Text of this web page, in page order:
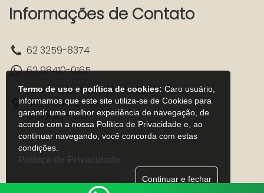
Termo de uso e política de cookies: Caro usuário,
informamos que este site utiliza-se de Cookies para
garantir uma melhor experiência de navegação, de
acordo com a nossa Política de Privacidade e, ao
continuar navegando, você concorda com estas
condições.
Política de Privacidade.
Continuar e fechar
Informações de Contato
62 3259-8374
62 98410-0165
Rua C-252, Qd. 589 - Lt. 12, s/n - St.
Nova Suica, 74280-160
Goiânia - GO